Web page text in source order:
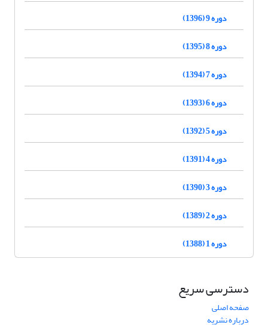
دوره 9 (1396)
دوره 8 (1395)
دوره 7 (1394)
دوره 6 (1393)
دوره 5 (1392)
دوره 4 (1391)
دوره 3 (1390)
دوره 2 (1389)
دوره 1 (1388)
دسترسی سریع
صفحه اصلی
درباره نشریه